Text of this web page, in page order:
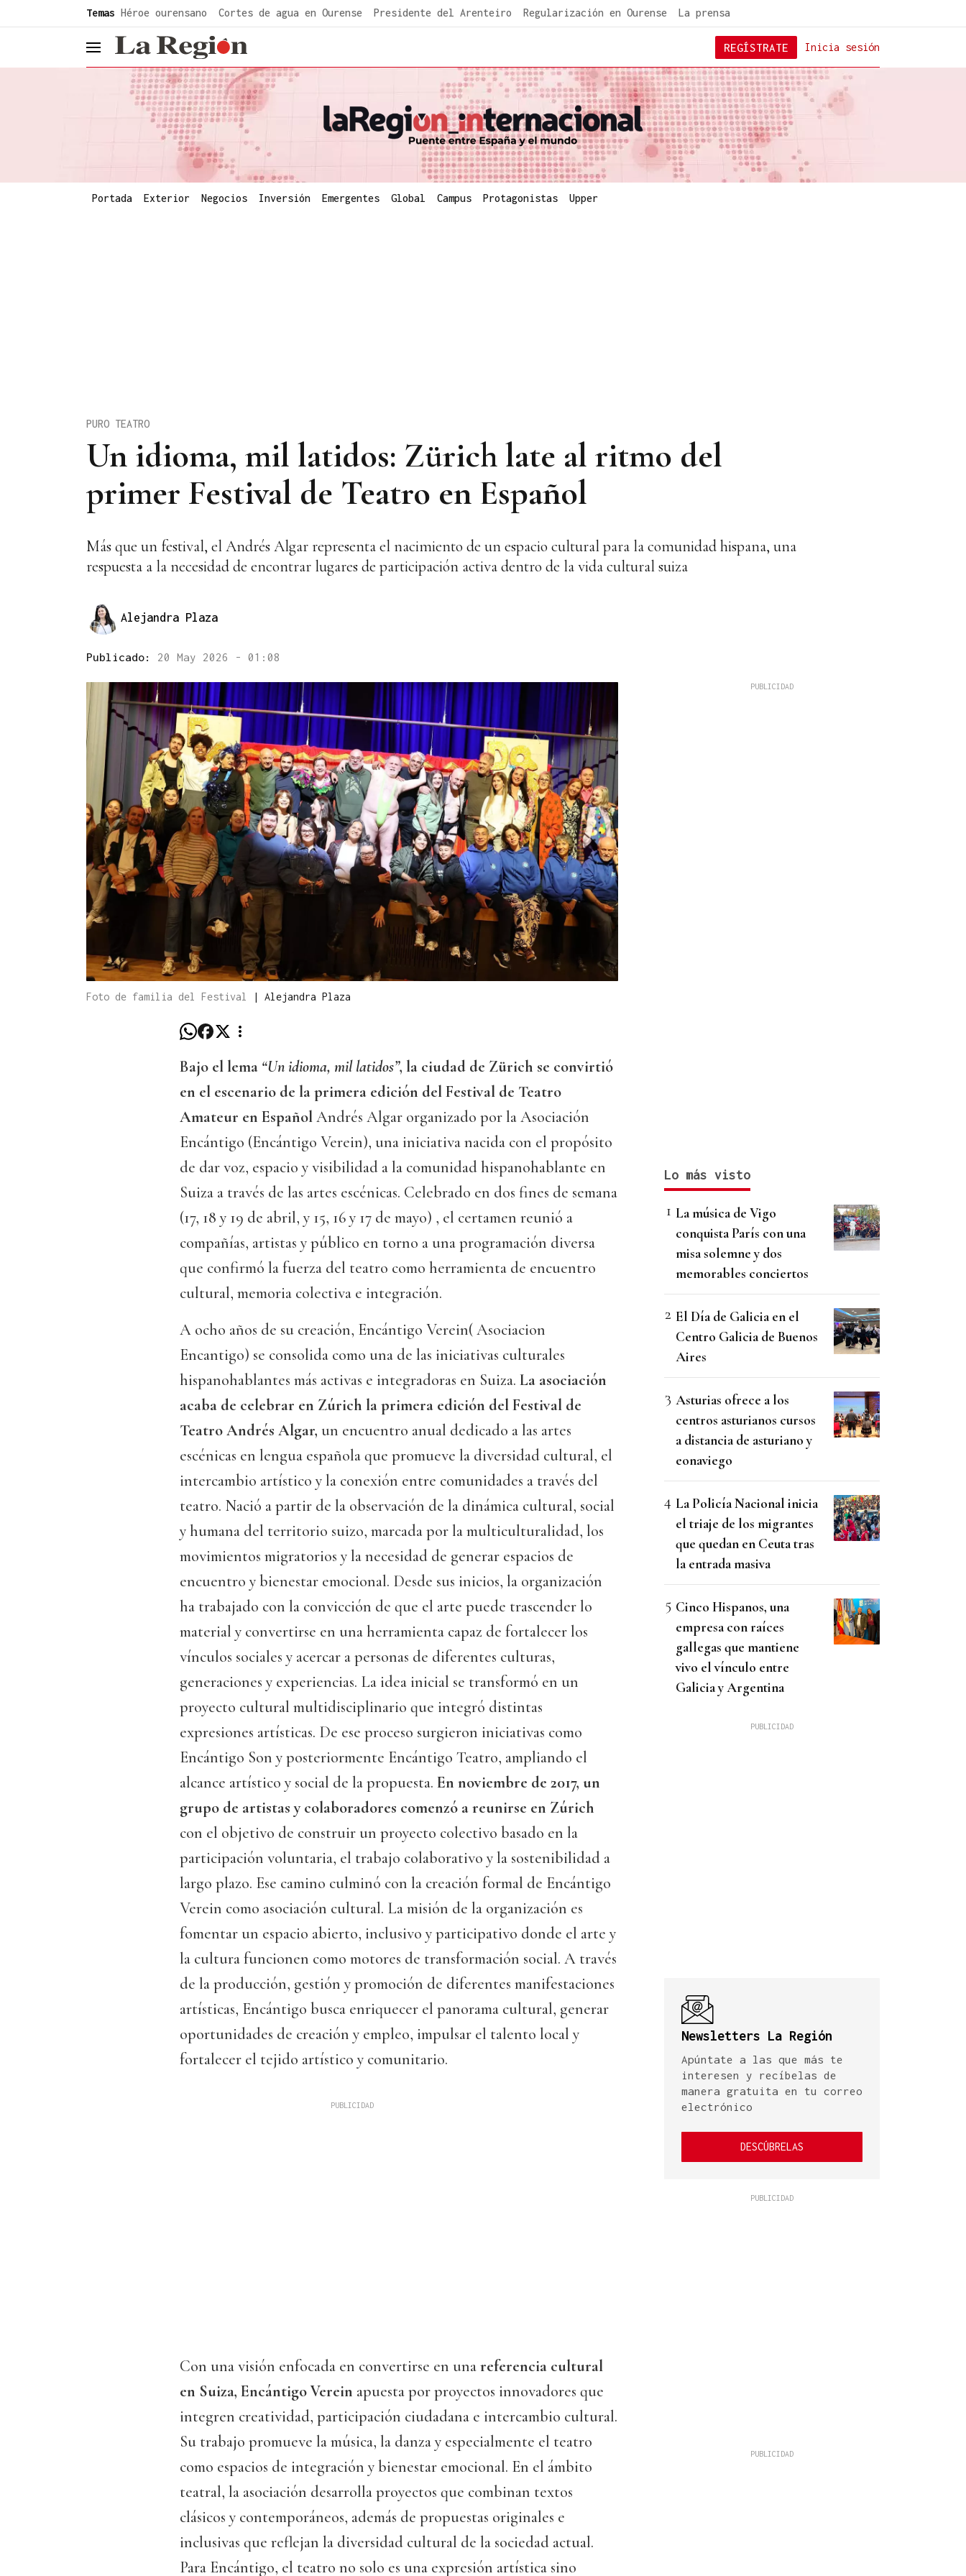
Temas Héroe ourensano Cortes de agua en Ourense Presidente del Arenteiro Regularización en Ourense La prensa
header.menu.open Inicia sesión
REGÍSTRATE
Portada Exterior Negocios Inversión Emergentes Global Campus Protagonistas Upper
Un idioma, mil latidos: Zürich late al ritmo del
primer Festival de Teatro en Español
PURO TEATRO
Más que un festival, el Andrés Algar representa el nacimiento de un espacio cultural para la comunidad hispana, una
respuesta a la necesidad de encontrar lugares de participación activa dentro de la vida cultural suiza
Alejandra Plaza
Publicado: 20 May 2026 - 01:08
Foto de familia del Festival | Alejandra Plaza
Bajo el lema “Un idioma, mil latidos”, la ciudad de Zürich se convirtió
en el escenario de la primera edición del Festival de Teatro
Amateur en EspañolAndrés Algar organizado por la Asociación
Encántigo (Encántigo Verein), una iniciativa nacida con el propósito
de dar voz, espacio y visibilidad a la comunidad hispanohablante en
Suiza a través de las artes escénicas. Celebrado en dos fines de semana
(17, 18 y 19 de abril, y 15, 16 y 17 de mayo) , el certamen reunió a
compañías, artistas y público en torno a una programación diversa
que confirmó la fuerza del teatro como herramienta de encuentro
cultural, memoria colectiva e integración.
A ocho años de su creación, Encántigo Verein( Asociacion
Encantigo) se consolida como una de las iniciativas culturales
hispanohablantes más activas e integradoras en Suiza. La asociación
acaba de celebrar en Zúrich la primera edición del Festival de
Teatro Andrés Algar, un encuentro anual dedicado a las artes
escénicas en lengua española que promueve la diversidad cultural, el
intercambio artístico y la conexión entre comunidades a través del
teatro. Nació a partir de la observación de la dinámica cultural, social
y humana del territorio suizo, marcada por la multiculturalidad, los
movimientos migratorios y la necesidad de generar espacios de
encuentro y bienestar emocional. Desde sus inicios, la organización
ha trabajado con la convicción de que el arte puede trascender lo
material y convertirse en una herramienta capaz de fortalecer los
vínculos sociales y acercar a personas de diferentes culturas,
generaciones y experiencias. La idea inicial se transformó en un
proyecto cultural multidisciplinario que integró distintas
expresiones artísticas. De ese proceso surgieron iniciativas como
Encántigo Son y posteriormente Encántigo Teatro, ampliando el
alcance artístico y social de la propuesta. En noviembre de 2017, un
grupo de artistas y colaboradores comenzó a reunirse en Zúrich
con el objetivo de construir un proyecto colectivo basado en la
participación voluntaria, el trabajo colaborativo y la sostenibilidad a
largo plazo. Ese camino culminó con la creación formal de Encántigo
Verein como asociación cultural. La misión de la organización es
fomentar un espacio abierto, inclusivo y participativo donde el arte y
la cultura funcionen como motores de transformación social. A través
de la producción, gestión y promoción de diferentes manifestaciones
artísticas, Encántigo busca enriquecer el panorama cultural, generar
oportunidades de creación y empleo, impulsar el talento local y
fortalecer el tejido artístico y comunitario.
Con una visión enfocada en convertirse en unareferencia cultural
en Suiza, Encántigo Verein apuesta por proyectos innovadores que
integren creatividad, participación ciudadana e intercambio cultural.
Su trabajo promueve la música, la danza y especialmente el teatro
como espacios de integración y bienestar emocional. En el ámbito
teatral, la asociación desarrolla proyectos que combinan textos
clásicos y contemporáneos, además de propuestas originales e
inclusivas que reflejan la diversidad cultural de la sociedad actual.
Para Encántigo, el teatro no solo es una expresión artística sino
Lo más visto
La música de Vigo
conquista París con una
misa solemne y dos
memorables conciertos
El Día de Galicia en el
Centro Galicia de Buenos
Aires
Asturias ofrece a los
centros asturianos cursos
a distancia de asturiano y
eonaviego
La Policía Nacional inicia
el triaje de los migrantes
que quedan en Ceuta tras
la entrada masiva
Cinco Hispanos, una
empresa con raíces
gallegas que mantiene
vivo el vínculo entre
Galicia y Argentina
Newsletters La Región
Apúntate a las que más te
interesen y recíbelas de
manera gratuita en tu correo
electrónico
DESCÚBRELAS